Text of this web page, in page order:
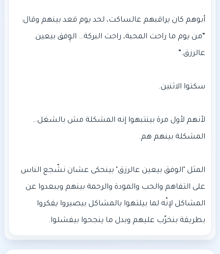
“من يوم ما راحت المحبة، راحت البركة… الوِفق بيعين
لأنهم لأول مرة بينتبهوا إنه المشكلة مش بالشغل…
المثل "الوفق بيعين عالرزق" بينحكى عشان نشّجع الناس
على التفاهم والحب والمودة والرحمة بينهم ويبعدوا عن
المشاكل لإنّه لما بيلتهوا بالمشاكل بيصيروا يفكروا
بطريقة بنخرّب عليهم وبدل ما ينجحوا بيفشلوا.